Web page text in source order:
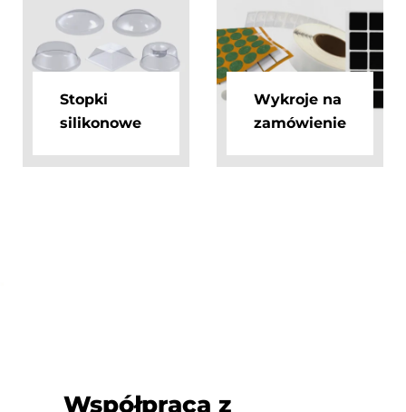
Stopki
silikonowe
Wykroje na
zamówienie
Współpraca z